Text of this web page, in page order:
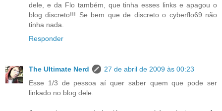
dele, e da Flo também, que tinha esses links e apagou o
blog discreto!!! Se bem que de discreto o cyberflo69 não
tinha nada.
Responder
The Ultimate Nerd
27 de abril de 2009 às 00:23
Esse 1/3 de pessoa aí quer saber quem que pode ser
linkado no blog dele.